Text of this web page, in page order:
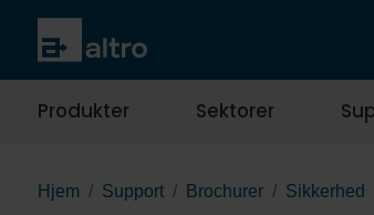
Produkter Sektorer
Hjem Support Brochurer Sikkerhed